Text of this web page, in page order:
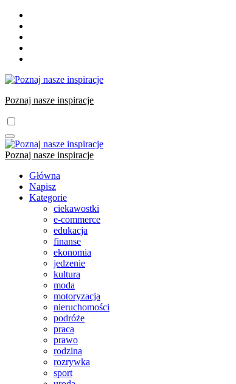
Skip
content
Poznaj nasze inspiracje
Poznaj nasze inspiracje
Główna
Napisz
Kategorie
ciekawostki
e-commerce
edukacja
finanse
ekonomia
jedzenie
kultura
moda
motoryzacja
nieruchomości
podróże
praca
prawo
rodzina
rozrywka
sport